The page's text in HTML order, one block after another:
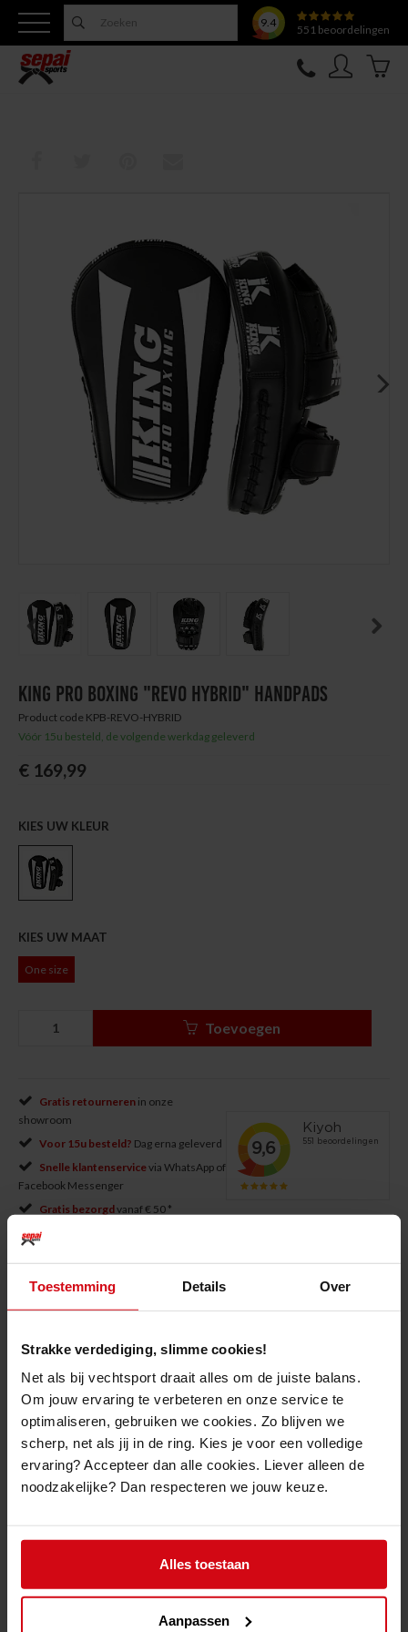
Toestemming Details Over
Strakke verdediging, slimme cookies!
Net als bij vechtsport draait alles om de juiste balans.
Om jouw ervaring te verbeteren en onze service te
optimaliseren, gebruiken we cookies. Zo blijven we
scherp, net als jij in de ring. Kies je voor een volledige
ervaring? Accepteer dan alle cookies. Liever alleen de
noodzakelijke? Dan respecteren we jouw keuze.
Alles toestaan
Aanpassen
9.4
551 beoordelingen
Uitrusting
Verzorging
Thuis trainen
Previous
KING PRO BOXING "REVO HYBRID" HANDPADS
Product code KPB-REVO-HYBRID
Vóór 15u besteld, de volgende werkdag geleverd
€ 169,99
KIES UW KLEUR
KIES UW MAAT
One size
Toevoegen
Gratis retourneren in onze
showroom
Voor 15u besteld? Dag erna geleverd
Snelle klantenservicevia WhatsApp of
Facebook Messenger
Gratis bezorgdvanaf € 50 *
DeKing Pro Boxing "REVO HYBRID"
sessies.
hand liggen.
De extra velcosluiting zorgt voor een optimale bescherming en dankzij het
gebruik van hoogwaardig synthetisch leder, zijn ze ook qua prijs nog eens
héél erg interessant.
100% Premium PU
Ergonomisch gevormd